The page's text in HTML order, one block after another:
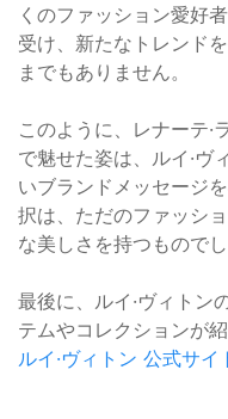
くのファッション愛好
受け、新たなトレンド
までもありません。
このように、レナーテ·
で魅せた姿は、ルイ·ヴ
いブランドメッセージ
択は、ただのファッシ
な美しさを持つものでし
最後に、ルイ·ヴィトン
テムやコレクションが
ルイ·ヴィトン 公式サイ